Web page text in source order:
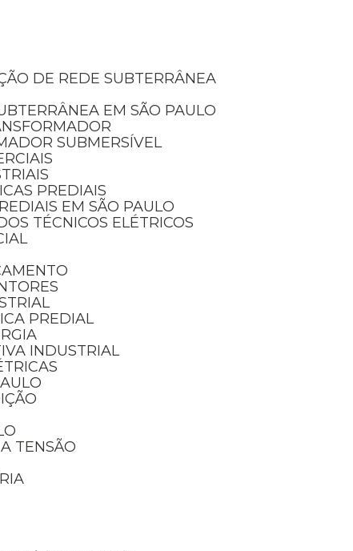
DE REDE SUBTERRÂNEA
EM SÃO PAULO
SUBMERSÍVEL
PREDIAIS
EM SÃO PAULO
TÉCNICOS ELÉTRICOS
PREDIAL
INDUSTRIAL
TENSÃO